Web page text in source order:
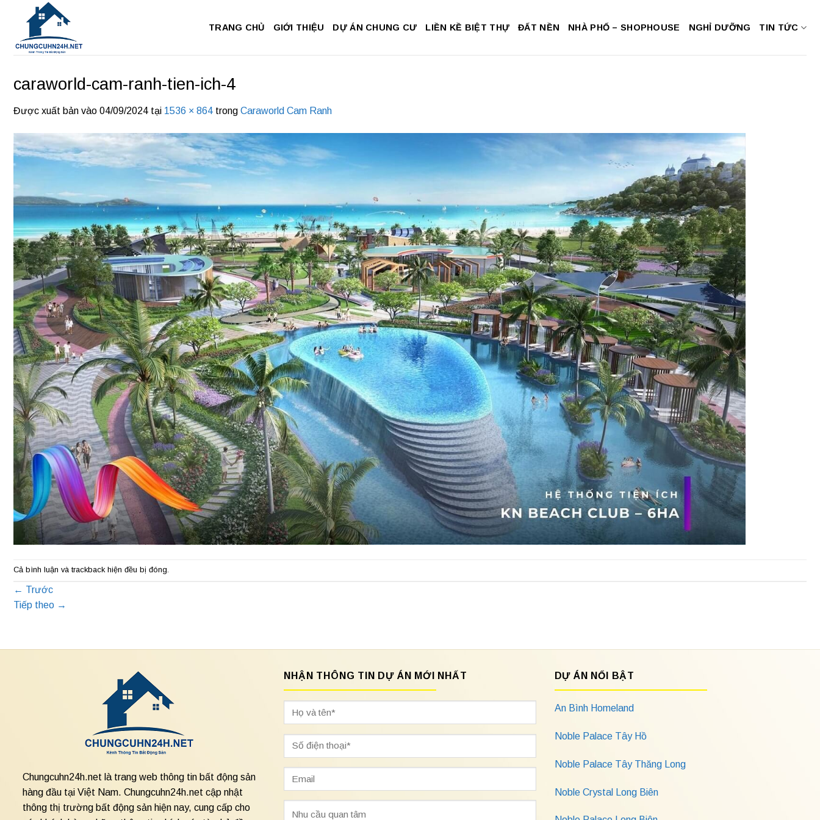
dung
TRANG CHỦ GIỚI THIỆU DỰ ÁN CHUNG CƯ LIỀN KỀ BIỆT THỰ ĐẤT NỀN NHÀ PHỐ – SHOPHOUSE NGHỈ DƯỠNG TIN TỨC
caraworld-cam-ranh-tien-ich-4
Được xuất bản vào 04/09/2024 tại 1536 × 864 trong Caraworld Cam Ranh
Cả bình luận và trackback hiện đều bị đóng.
← Trước
Tiếp theo →
Chungcuhn24h.net là trang web thông tin bất động sản
hàng đầu tại Việt Nam. Chungcuhn24h.net cập nhật
thông thị trường bất động sản hiện nay, cung cấp cho
NHẬN THÔNG TIN DỰ ÁN MỚI NHẤT DỰ ÁN NỔI BẬT
An Bình Homeland
Noble Palace Tây Hồ
Noble Palace Tây Thăng Long
Noble Crystal Long Biên